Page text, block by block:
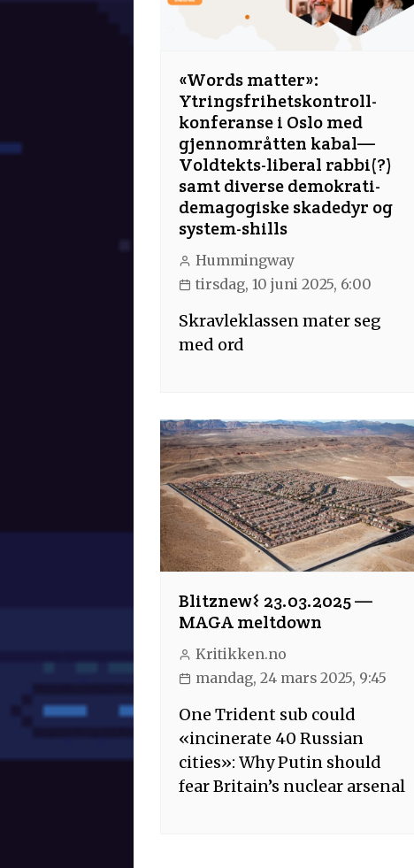
«Words matter»:
Ytringsfrihetskontroll-
konferanse i Oslo med
gjennområtten kabal—
Voldtekts-liberal rabbi(?)
samt diverse demokrati-
demagogiske skadedyr og
system-shills
Hummingway
tirsdag, 10 juni 2025, 6:00
Skravleklassen mater seg
med ord
Blitznew𐌔 23.03.2025 —
MAGA meltdown
Kritikken.no
mandag, 24 mars 2025, 9:45
One Trident sub could
«incinerate 40 Russian
cities»: Why Putin should
fear Britain’s nuclear arsenal